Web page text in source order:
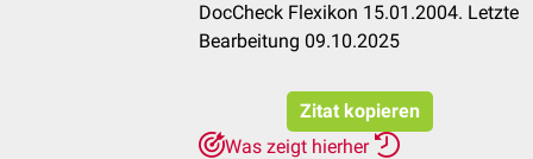
DocCheck Flexikon 15.01.2004. Letzte
Bearbeitung 09.10.2025
Zitat kopieren
Was zeigt hierher